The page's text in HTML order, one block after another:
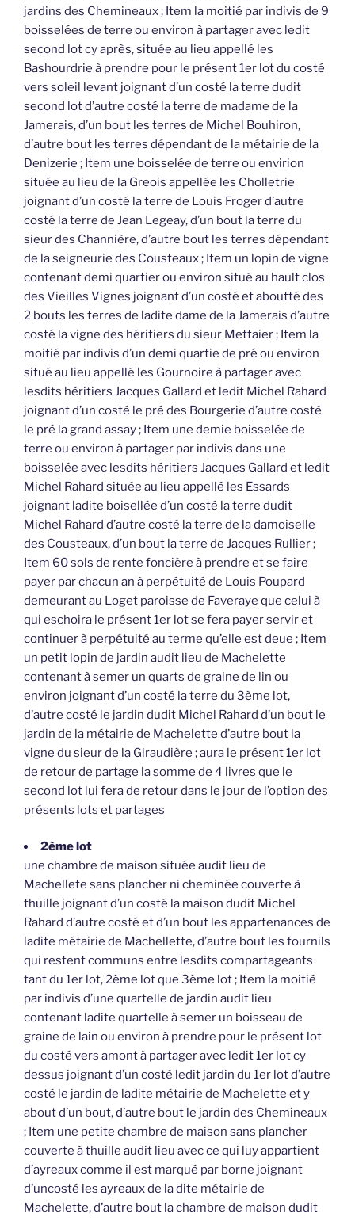
jardins des Chemineaux ; Item la moitié par indivis de 9
boisselées de terre ou environ à partager avec ledit
second lot cy après, située au lieu appellé les
Bashourdrie à prendre pour le présent 1er lot du costé
vers soleil levant joignant d’un costé la terre dudit
second lot d’autre costé la terre de madame de la
Jamerais, d’un bout les terres de Michel Bouhiron,
d’autre bout les terres dépendant de la métairie de la
Denizerie ; Item une boisselée de terre ou envirion
située au lieu de la Greois appellée les Cholletrie
joignant d’un costé la terre de Louis Froger d’autre
costé la terre de Jean Legeay, d’un bout la terre du
sieur des Channière, d’autre bout les terres dépendant
de la seigneurie des Cousteaux ; Item un lopin de vigne
contenant demi quartier ou environ situé au hault clos
des Vieilles Vignes joignant d’un costé et aboutté des
2 bouts les terres de ladite dame de la Jamerais d’autre
costé la vigne des héritiers du sieur Mettaier ; Item la
moitié par indivis d’un demi quartie de pré ou environ
situé au lieu appellé les Gournoire à partager avec
lesdits héritiers Jacques Gallard et ledit Michel Rahard
joignant d’un costé le pré des Bourgerie d’autre costé
le pré la grand assay ; Item une demie boisselée de
terre ou environ à partager par indivis dans une
boisselée avec lesdits héritiers Jacques Gallard et ledit
Michel Rahard située au lieu appellé les Essards
joignant ladite boisellée d’un costé la terre dudit
Michel Rahard d’autre costé la terre de la damoiselle
des Cousteaux, d’un bout la terre de Jacques Rullier ;
Item 60 sols de rente foncière à prendre et se faire
payer par chacun an à perpétuité de Louis Poupard
demeurant au Loget paroisse de Faveraye que celui à
qui eschoira le présent 1er lot se fera payer servir et
continuer à perpétuité au terme qu’elle est deue ; Item
un petit lopin de jardin audit lieu de Machelette
contenant à semer un quarts de graine de lin ou
environ joignant d’un costé la terre du 3ème lot,
d’autre costé le jardin dudit Michel Rahard d’un bout le
jardin de la métairie de Machelette d’autre bout la
vigne du sieur de la Giraudière ; aura le présent 1er lot
de retour de partage la somme de 4 livres que le
second lot lui fera de retour dans le jour de l’option des
présents lots et partages
2ème lot
une chambre de maison située audit lieu de
Machellete sans plancher ni cheminée couverte à
thuille joignant d’un costé la maison dudit Michel
Rahard d’autre costé et d’un bout les appartenances de
ladite métairie de Machellette, d’autre bout les fournils
qui restent communs entre lesdits compartageants
tant du 1er lot, 2ème lot que 3ème lot ; Item la moitié
par indivis d’une quartelle de jardin audit lieu
contenant ladite quartelle à semer un boisseau de
graine de lain ou environ à prendre pour le présent lot
du costé vers amont à partager avec ledit 1er lot cy
dessus joignant d’un costé ledit jardin du 1er lot d’autre
costé le jardin de ladite métairie de Machelette et y
about d’un bout, d’autre bout le jardin des Chemineaux
; Item une petite chambre de maison sans plancher
couverte à thuille audit lieu avec ce qui luy appartient
d’ayreaux comme il est marqué par borne joignant
d’uncosté les ayreaux de la dite métairie de
Machelette, d’autre bout la chambre de maison dudit